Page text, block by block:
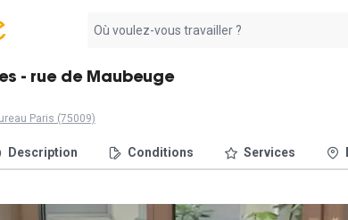
résultat
- rue de Maubeuge
Paris (75009)
Description Conditions Services